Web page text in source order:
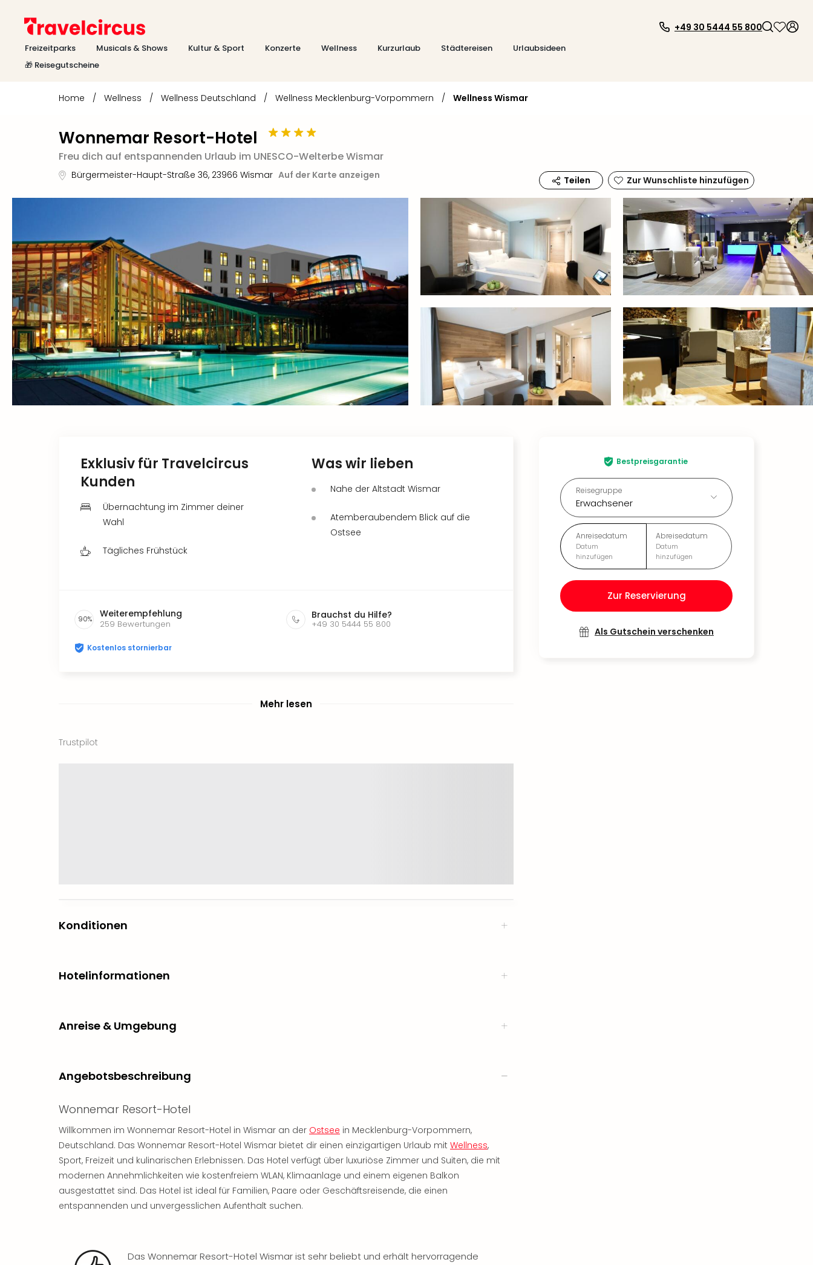
Freizeitparks Musicals & Shows Kultur & Sport Konzerte Wellness Kurzurlaub Städtereisen
Urlaubsideen
🎁 Reisegutscheine
+49 30 5444 55 800
Home / Wellness / Wellness Deutschland / Wellness Mecklenburg-Vorpommern / Wellness Wismar
Wonnemar Resort-Hotel
Freu dich auf entspannenden Urlaub im UNESCO-Welterbe Wismar
Bürgermeister-Haupt-Straße 36, 23966 Wismar Auf der Karte anzeigen Teilen Zur Wunschliste hinzufügen
Bestpreisgarantie
Reisegruppe
Erwachsener
Anreisedatum
Datum
hinzufügen
Abreisedatum
Datum
hinzufügen
Zur Reservierung
Als Gutschein verschenken
Exklusiv für Travelcircus
Kunden
Übernachtung im Zimmer deiner
Wahl
Tägliches Frühstück
Was wir lieben
Nahe der Altstadt Wismar
Atemberaubendem Blick auf die
Ostsee
90% Weiterempfehlung
259 Bewertungen
Brauchst du Hilfe?
+49 30 5444 55 800
Kostenlos stornierbar
Mehr lesen
Trustpilot
Konditionen
Hotelinformationen
Anreise & Umgebung
Angebotsbeschreibung
Wonnemar Resort-Hotel
Willkommen im Wonnemar Resort-Hotel in Wismar an der Ostsee in Mecklenburg-Vorpommern,
Deutschland. Das Wonnemar Resort-Hotel Wismar bietet dir einen einzigartigen Urlaub mit Wellness,
Sport, Freizeit und kulinarischen Erlebnissen. Das Hotel verfügt über luxuriöse Zimmer und Suiten, die mit
modernen Annehmlichkeiten wie kostenfreiem WLAN, Klimaanlage und einem eigenen Balkon
ausgestattet sind. Das Hotel ist ideal für Familien, Paare oder Geschäftsreisende, die einen
entspannenden und unvergesslichen Aufenthalt suchen.
Das Wonnemar Resort-Hotel Wismar ist sehr beliebt und erhält hervorragende